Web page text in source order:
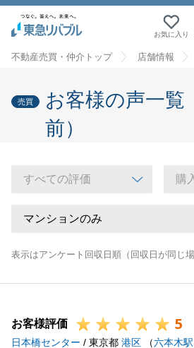
お気に入り
不動産売買・仲介トップ 店舗情報
売買
お客様の声一覧
前）
表示はアンケート回収日順（回収日が同じ
お客様評価 5
日本橋センター / 東京都 港区 （六本木駅